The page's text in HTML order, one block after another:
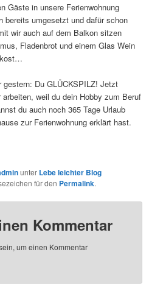
Gäste in unsere Ferienwohnung
bereits umgesetzt und dafür schon
wir auch auf dem Balkon sitzen
Fladenbrot und einem Glas Wein
gestern: Du GLÜCKSPILZ! Jetzt
weil du dein Hobby zum Beruf
du auch noch 365 Tage Urlaub
zur Ferienwohnung erklärt hast.
unter Lebe leichter Blog
für den Permalink.
Kommentar
um einen Kommentar